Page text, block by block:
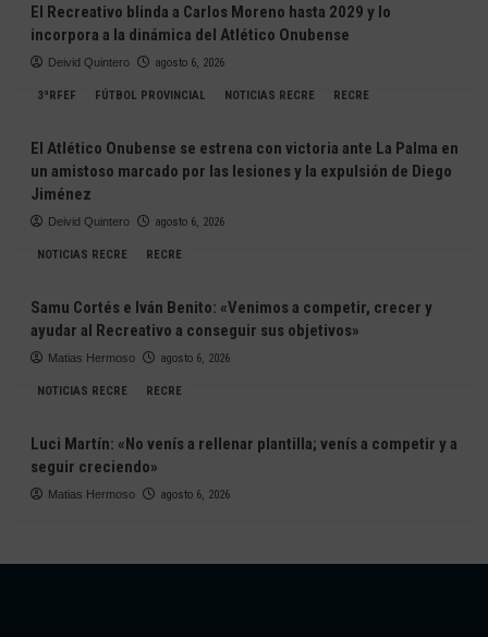
El Recreativo blinda a Carlos Moreno hasta 2029 y lo
incorpora a la dinámica del Atlético Onubense
Deivid Quintero agosto 6, 2026
3ªRFEF FÚTBOL PROVINCIAL NOTICIAS RECRE RECRE
El Atlético Onubense se estrena con victoria ante La Palma en
un amistoso marcado por las lesiones y la expulsión de Diego
Jiménez
Deivid Quintero agosto 6, 2026
NOTICIAS RECRE RECRE
Samu Cortés e Iván Benito: «Venimos a competir, crecer y
ayudar al Recreativo a conseguir sus objetivos»
Matias Hermoso agosto 6, 2026
NOTICIAS RECRE RECRE
Luci Martín: «No venís a rellenar plantilla; venís a competir y a
seguir creciendo»
Matias Hermoso agosto 6, 2026